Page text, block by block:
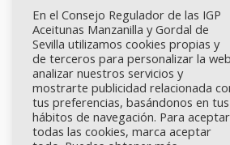
En el Consejo Regulador de las IGP
Aceitunas Manzanilla y Gordal de
Sevilla utilizamos cookies propias y
de terceros para personalizar la
analizar nuestros servicios y
mostrarte publicidad relacionada
tus preferencias, basándonos en tus
hábitos de navegación. Para aceptar
todas las cookies, marca aceptar